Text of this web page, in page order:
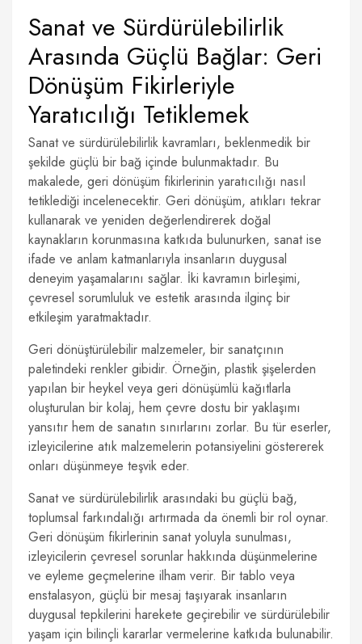
Sanat ve Sürdürülebilirlik
Arasında Güçlü Bağlar: Geri
Dönüşüm Fikirleriyle
Yaratıcılığı Tetiklemek
Sanat ve sürdürülebilirlik kavramları, beklenmedik bir
şekilde güçlü bir bağ içinde bulunmaktadır. Bu
makalede, geri dönüşüm fikirlerinin yaratıcılığı nasıl
tetiklediği incelenecektir. Geri dönüşüm, atıkları tekrar
kullanarak ve yeniden değerlendirerek doğal
kaynakların korunmasına katkıda bulunurken, sanat ise
ifade ve anlam katmanlarıyla insanların duygusal
deneyim yaşamalarını sağlar. İki kavramın birleşimi,
çevresel sorumluluk ve estetik arasında ilginç bir
etkileşim yaratmaktadır.
Geri dönüştürülebilir malzemeler, bir sanatçının
paletindeki renkler gibidir. Örneğin, plastik şişelerden
yapılan bir heykel veya geri dönüşümlü kağıtlarla
oluşturulan bir kolaj, hem çevre dostu bir yaklaşımı
yansıtır hem de sanatın sınırlarını zorlar. Bu tür eserler,
izleyicilerine atık malzemelerin potansiyelini göstererek
onları düşünmeye teşvik eder.
Sanat ve sürdürülebilirlik arasındaki bu güçlü bağ,
toplumsal farkındalığı artırmada da önemli bir rol oynar.
Geri dönüşüm fikirlerinin sanat yoluyla sunulması,
izleyicilerin çevresel sorunlar hakkında düşünmelerine
ve eyleme geçmelerine ilham verir. Bir tablo veya
enstalasyon, güçlü bir mesaj taşıyarak insanların
duygusal tepkilerini harekete geçirebilir ve sürdürülebilir
yaşam için bilinçli kararlar vermelerine katkıda bulunabilir.